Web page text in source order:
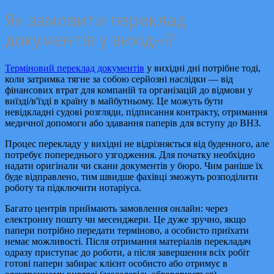
Як замовити переклад
документів у вихідні?
Терміновий переклад документів у вихідні дні потрібне тоді,
коли затримка тягне за собою серйозні наслідки — від
фінансових втрат для компаній та організацій до відмови у
виїзді/в'їзді в країну в майбутньому. Це можуть бути
невідкладні судові розгляди, підписання контракту, отримання
медичної допомоги або здавання паперів для вступу до ВНЗ.
Процес перекладу у вихідні не відрізняється від буденного, але
потребує попереднього узгодження. Для початку необхідно
надати оригінали чи скани документів у бюро. Чим раніше їх
буде відправлено, тим швидше фахівці зможуть розподілити
роботу та підключити нотаріуса.
Багато центрів приймають замовлення онлайн: через
електронну пошту чи месенджери. Це дуже зручно, якщо
папери потрібно передати терміново, а особисто приїхати
немає можливості. Після отримання матеріалів перекладач
одразу приступає до роботи, а після завершення всіх робіт
готові папери забирає клієнт особисто або отримує в